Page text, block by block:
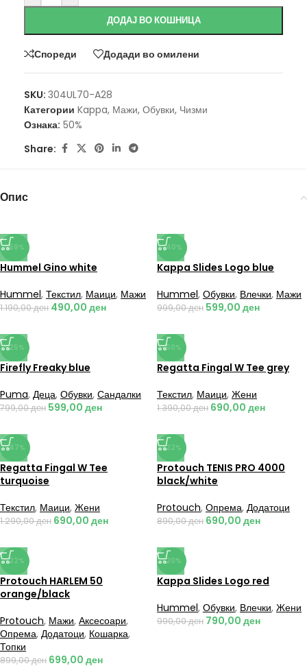
ДОДАЈ ВО КОШНИЦА
Спореди Додади во омилени
SKU: 304UL70-A28
Категории Kappa, Мажи, Обувки, Чизми
Ознака: 50%
Share:
Опис
-59%
Hummel Gino white
Hummel, Текстил, Маици, Мажи
1.190,00ден 490,00 ден
-40%
Kappa Slides Logo blue
Hummel, Обувки, Влечки, Мажи
999,00ден 599,00 ден
-25%
Firefly Freaky blue
Puma, Деца, Обувки, Сандалки
799,00ден 599,00 ден
-50%
Regatta Fingal W Tee grey
Текстил, Маици, Жени
1.390,00ден 690,00 ден
-47%
Regatta Fingal W Tee
turquoise
Текстил, Маици, Жени
1.290,00ден 690,00 ден
-22%
Protouch TENIS PRO 4000
black/white
Protouch, Опрема, Додатоци
890,00ден 690,00 ден
-22%
Protouch HARLEM 50
orange/black
Protouch, Мажи, Аксесоари,
Опрема, Додатоци, Кошарка,
Топки
899,00ден 699,00 ден
-20%
Kappa Slides Logo red
Hummel, Обувки, Влечки, Жени
990,00ден 790,00 ден